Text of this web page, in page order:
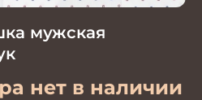
мужская
нет в наличии